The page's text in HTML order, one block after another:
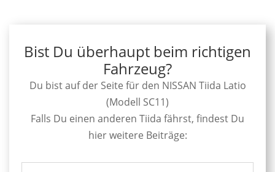
Bist Du überhaupt beim richtigen
Fahrzeug?
Du bist auf der Seite für den NISSAN Tiida Latio
(Modell SC11)
Falls Du einen anderen Tiida fährst, findest Du
hier weitere Beiträge: